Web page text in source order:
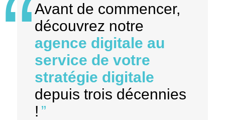
Avant de commencer,
découvrez notre
agence digitale au
service de votre
stratégie digitale
depuis trois décennies
!